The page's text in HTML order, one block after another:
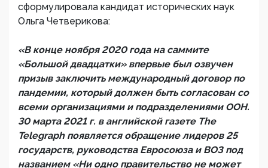
сформулировала кандидат исторических наук
Ольга Четверикова:
«В конце ноября 2020 года на саммите
«Большой двадцатки» впервые был озвучен
призыв заключить международный договор по
пандемии, который должен быть согласован со
всеми организациями и подразделениями ООН.
30 марта 2021 г. в английской газете The
Telegraph появляется обращение лидеров 25
государств, руководства Евросоюза и ВОЗ под
названием «Ни одно правительство не может